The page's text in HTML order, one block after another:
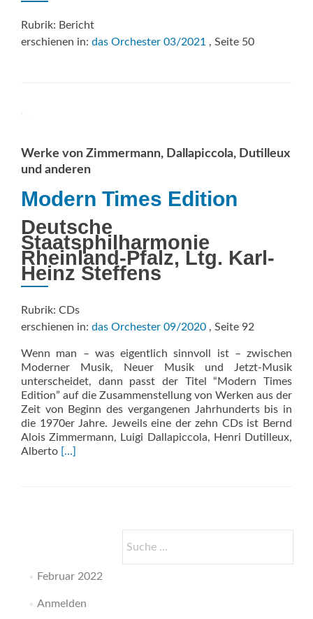
Rubrik: Bericht
erschienen in: das Orchester 03/2021 , Seite 50
Werke von Zimmermann, Dallapiccola, Dutilleux
und anderen
Modern Times Edition
Deutsche
Staatsphilharmonie
Rheinland-Pfalz, Ltg. Karl-
Heinz Steffens
Rubrik: CDs
erschienen in: das Orchester 09/2020 , Seite 92
Wenn man – was eigentlich sinnvoll ist – zwischen
Moderner Musik, Neuer Musik und Jetzt-Musik
unterscheidet, dann passt der Titel “Modern Times
Edition” auf die Zusammenstellung von Werken aus der
Zeit von Beginn des vergangenen Jahrhunderts bis in
die 1970er Jahre. Jeweils eine der zehn CDs ist Bernd
Alois Zimmermann, Luigi Dallapiccola, Henri Dutilleux,
Alberto Read
[…]
nach:
Februar 2022
Anmelden